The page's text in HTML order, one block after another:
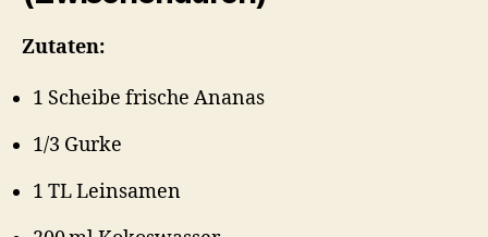
Zutaten:
1 Scheibe frische Ananas
1/3 Gurke
1 TL Leinsamen